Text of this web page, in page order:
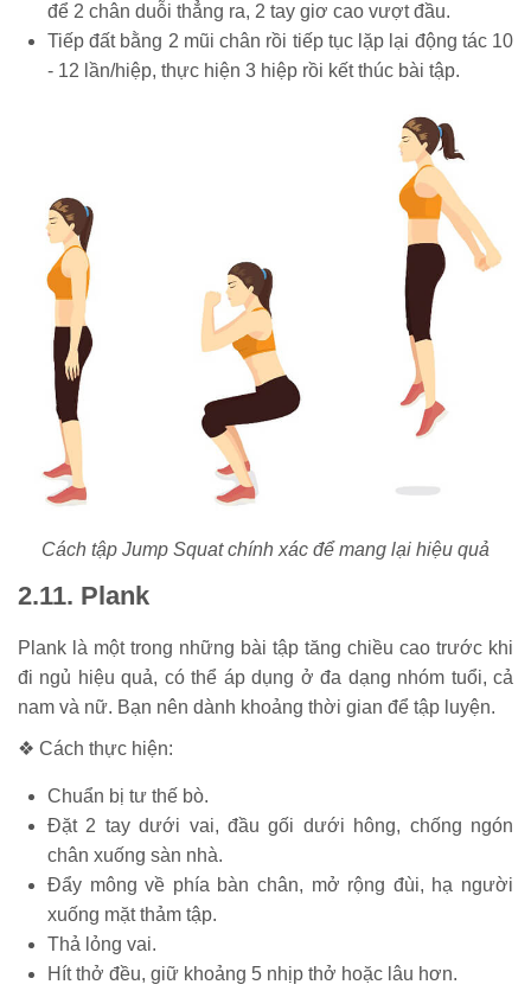
để 2 chân duỗi thẳng ra, 2 tay giơ cao vượt đầu.
Tiếp đất bằng 2 mũi chân rồi tiếp tục lặp lại động tác 10
- 12 lần/hiệp, thực hiện 3 hiệp rồi kết thúc bài tập.
Cách tập Jump Squat chính xác để mang lại hiệu quả
2.11. Plank
Plank là một trong những bài tập tăng chiều cao trước khi
đi ngủ hiệu quả, có thể áp dụng ở đa dạng nhóm tuổi, cả
nam và nữ. Bạn nên dành khoảng thời gian để tập luyện.
❖ Cách thực hiện:
Chuẩn bị tư thế bò.
Đặt 2 tay dưới vai, đầu gối dưới hông, chống ngón
chân xuống sàn nhà.
Đẩy mông về phía bàn chân, mở rộng đùi, hạ người
xuống mặt thảm tập.
Thả lỏng vai.
Hít thở đều, giữ khoảng 5 nhịp thở hoặc lâu hơn.